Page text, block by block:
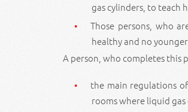
gas cylinders, to teach
Those persons, who
healthy and no
A person, who completes this
the main regulations
rooms where liquid